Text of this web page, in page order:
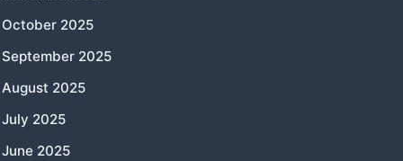
October 2025
September 2025
August 2025
July 2025
June 2025